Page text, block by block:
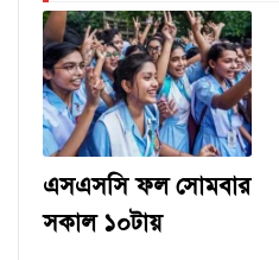
এসএসসি ফল সোমবার
সকাল ১০টায়